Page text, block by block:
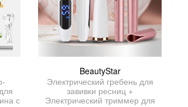
с
BeautyStar
Электрический гребень для
завивки ресниц +
Электрический триммер для